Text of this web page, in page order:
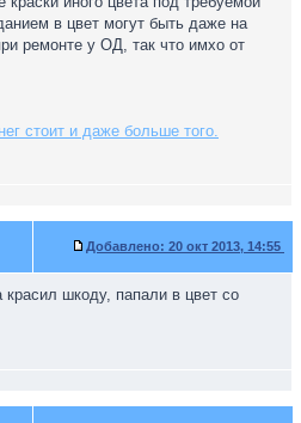
в цвет могут быть даже на
ремонте у ОД, так что имхо от
стоит и даже больше того.
Добавлено: 20 окт 2013, 14:55
шкоду, папали в цвет со